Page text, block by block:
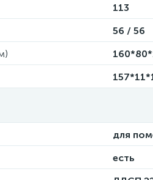
113
56 / 56
для
есть